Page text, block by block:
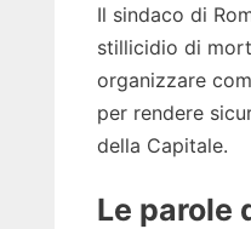
Il sindaco di
stillicidio di
organizzare
per rendere
della Capitale.
Le parole